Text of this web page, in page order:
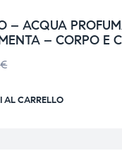
– ACQUA
– CORPO E
€
AL CARRELLO